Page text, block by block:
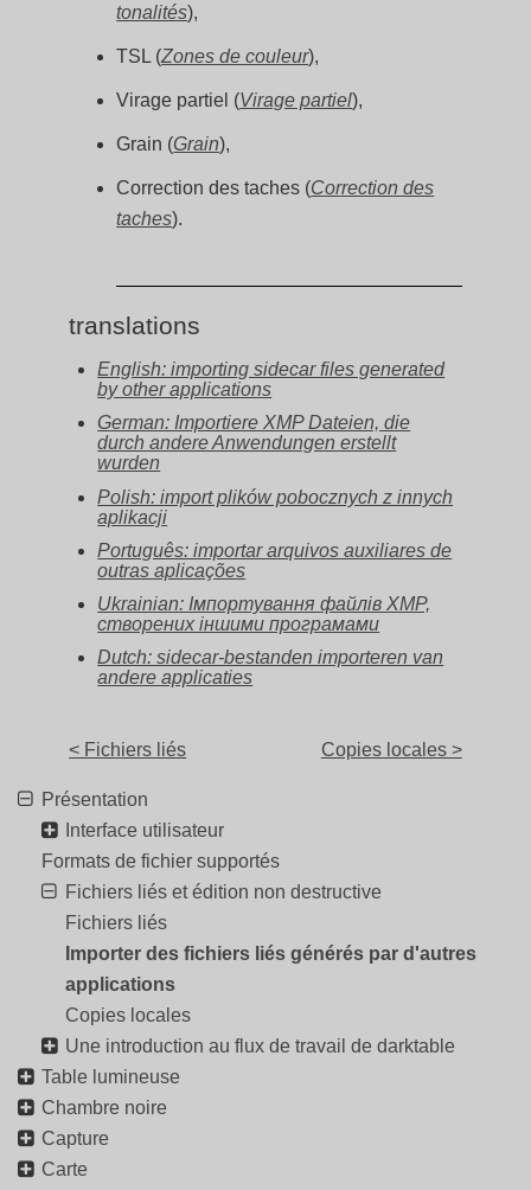
tonalités),
TSL (Zones de couleur),
Virage partiel (Virage partiel),
Grain (Grain),
Correction des taches (Correction des
taches).
translations
English: importing sidecar files generated
by other applications
German: Importiere XMP Dateien, die
durch andere Anwendungen erstellt
wurden
Polish: import plików pobocznych z innych
aplikacji
Português: importar arquivos auxiliares de
outras aplicações
Ukrainian: Імпортування файлів XMP,
створених іншими програмами
Dutch: sidecar-bestanden importeren van
andere applicaties
< Fichiers liés Copies locales >
Présentation
Interface utilisateur
Formats de fichier supportés
Fichiers liés et édition non destructive
Fichiers liés
Importer des fichiers liés générés par d'autres
applications
Copies locales
Une introduction au flux de travail de darktable
Table lumineuse
Chambre noire
Capture
Carte